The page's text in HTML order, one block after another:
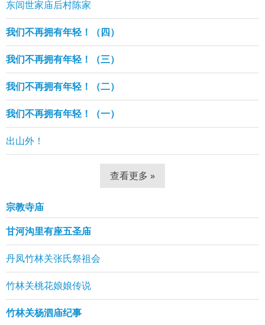
东闾世家庙后村陈家
我们不再拥有年轻！（四）
我们不再拥有年轻！（三）
我们不再拥有年轻！（二）
我们不再拥有年轻！（一）
出山外！
查看更多 »
宗教寺庙
甘河沟里有座五圣庙
丹凤竹林关张氏祭祖会
竹林关桃花娘娘传说
竹林关杨泗庙纪事